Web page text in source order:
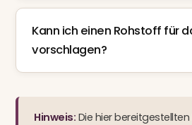
Kann ich einen Rohstoff für
vorschlagen?
Hinweis: Die hier